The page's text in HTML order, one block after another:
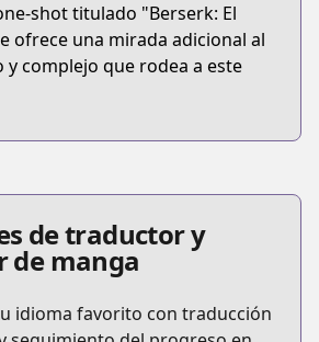
shot titulado "Berserk: El
ofrece una mirada adicional al
complejo que rodea a este
de traductor y
de manga
idioma favorito con traducción